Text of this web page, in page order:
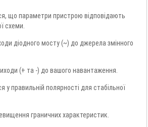
що параметри пристрою відповідають
схеми.
діодного мосту (~) до джерела змінного
(+ та -) до вашого навантаження.
у правильній полярності для стабільної
граничних характеристик.